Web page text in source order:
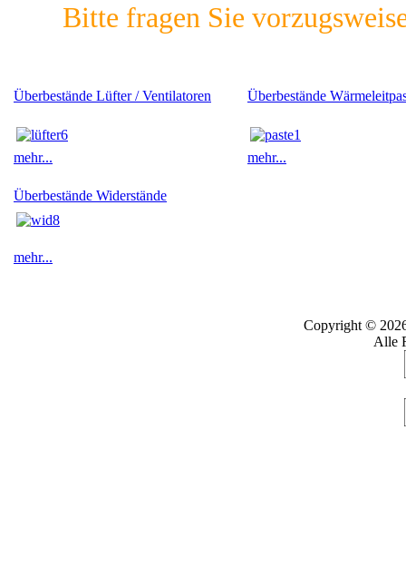
Bitte fragen Sie
Überbestände Lüfter / Ventilatoren
mehr...
Überbestände Widerstände
mehr...
Überbestände
mehr...
Copyright ©
Alle